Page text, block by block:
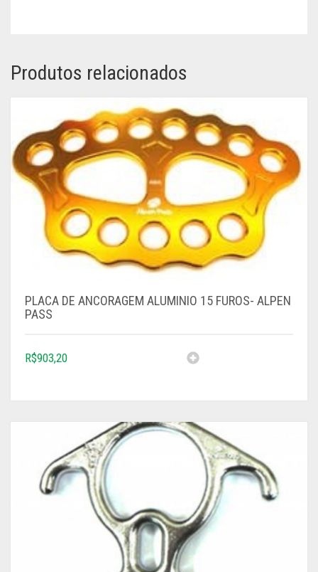
Produtos relacionados
PLACA DE ANCORAGEM ALUMINIO 15 FUROS- ALPEN
PASS
R$903,20